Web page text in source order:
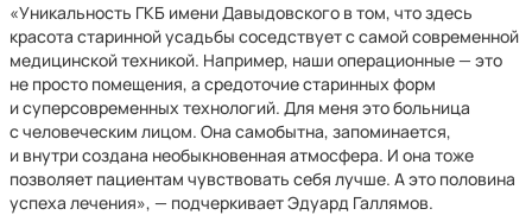
«Уникальность ГКБ имени Давыдовского в том, что здесь
красота старинной усадьбы соседствует с самой современной
медицинской техникой. Например, наши операционные — это
не просто помещения, а средоточие старинных форм
и суперсовременных технологий. Для меня это больница
с человеческим лицом. Она самобытна, запоминается,
и внутри создана необыкновенная атмосфера. И она тоже
позволяет пациентам чувствовать себя лучше. А это половина
успеха лечения», — подчеркивает Эдуард Галлямов.